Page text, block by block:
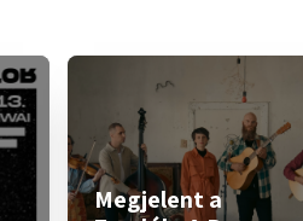
Megjelent a